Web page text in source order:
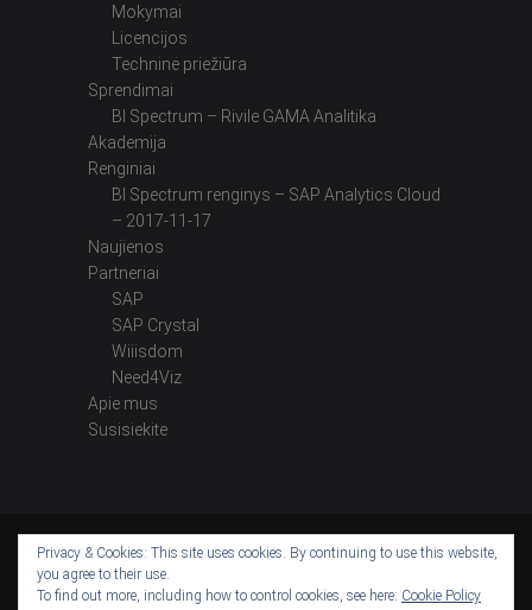
Mokymai
Licencijos
Techninė priežiūra
Sprendimai
BI Spectrum – Rivile GAMA Analitika
Akademija
Renginiai
BI Spectrum renginys – SAP Analytics Cloud
– 2017-11-17
Naujienos
Partneriai
SAP
SAP Crystal
Wiiisdom
Need4Viz
Apie mus
Susisiekite
YouTubeLinkedInInstagramFacebook
Twitter
Privacy & Cookies: This site uses cookies. By continuing to use this website,
you agree to their use.
To find out more, including how to control cookies, see here: Cookie Policy